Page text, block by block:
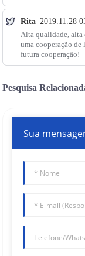
Rita 2019.11.28
Alta qualidade, alta
uma cooperação de
futura cooperação!
Pesquisa
Sua